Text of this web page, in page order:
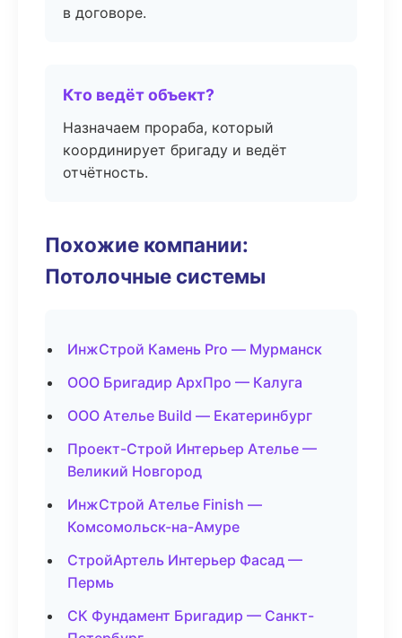
в договоре.
Кто ведёт объект?
Назначаем прораба, который
координирует бригаду и ведёт
отчётность.
Похожие компании:
Потолочные системы
ИнжСтрой Камень Pro — Мурманск
ООО Бригадир АрхПро — Калуга
ООО Ателье Build — Екатеринбург
Проект-Строй Интерьер Ателье —
Великий Новгород
ИнжСтрой Ателье Finish —
Комсомольск-на-Амуре
СтройАртель Интерьер Фасад —
Пермь
СК Фундамент Бригадир — Санкт-